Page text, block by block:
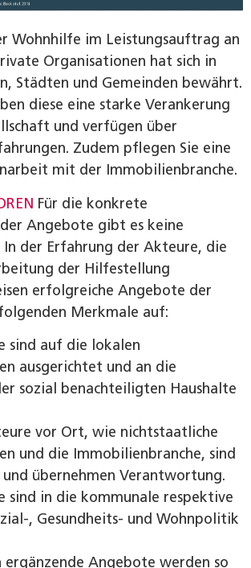
Wohnhilfe im Leistungsauftrag an
Organisationen hat sich in
Städten und Gemeinden bewährt.
diese eine starke Verankerung
und verfügen über
Zudem pflegen Sie eine
mit der Immobilienbranche.
Für die konkrete
Angebote gibt es keine
der Erfahrung der Akteure, die
der Hilfestellung
erfolgreiche Angebote der
Merkmale auf:
sind auf die lokalen
ausgerichtet und an die
sozial benachteiligten Haushalte
vor Ort, wie nichtstaatliche
und die Immobilienbranche, sind
übernehmen Verantwortung.
sind in die kommunale respektive
, Gesundheits- und Wohnpolitik
ergänzende Angebote werden so